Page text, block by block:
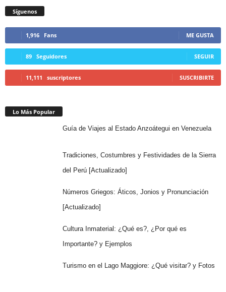
Síguenos
1,916 Fans ME GUSTA
89 Seguidores SEGUIR
11,111 suscriptores SUSCRIBIRTE
Lo Más Popular
Guía de Viajes al Estado Anzoátegui en Venezuela
Tradiciones, Costumbres y Festividades de la Sierra
del Perú [Actualizado]
Números Griegos: Áticos, Jonios y Pronunciación
[Actualizado]
Cultura Inmaterial: ¿Qué es?, ¿Por qué es
Importante? y Ejemplos
Turismo en el Lago Maggiore: ¿Qué visitar? y Fotos